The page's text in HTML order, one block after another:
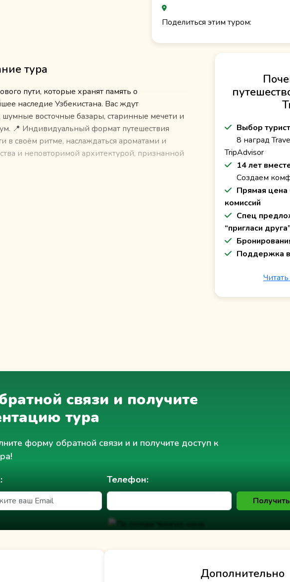
Поделиться этим туром:
тура
пути, которые хранят память о
наследие Узбекистана. Вас ждут
восточные базары, старинные мечети и
📍 Индивидуальный формат путешествия
своём ритме, наслаждаться ароматами и
и неповторимой архитектурой, признанной
Выбор
8 наград
TripAdvisor
14 лет
Создаем
Прямая цена
комиссий
Спец
“пригласи
Поддержка
связи и получите
тура
форму обратной связи и и получите доступ к
Телефон:
Дополнительно